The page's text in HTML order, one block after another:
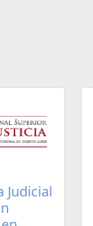
Judicial